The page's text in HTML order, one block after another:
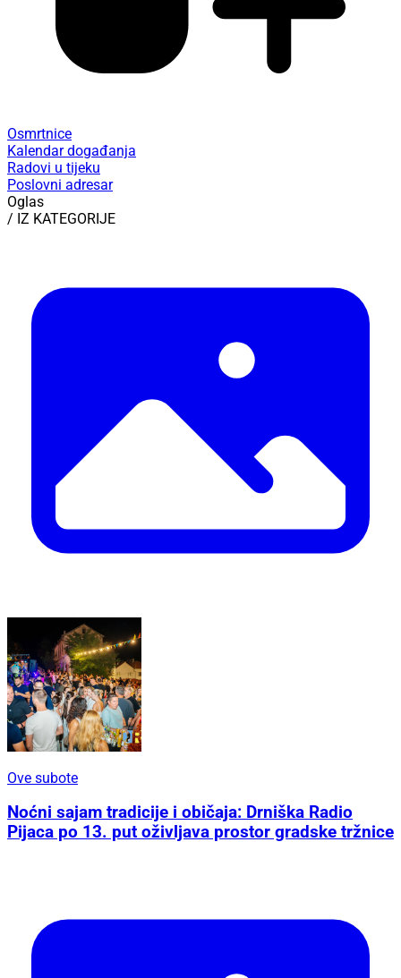
Osmrtnice
Kalendar događanja
Radovi u tijeku
Poslovni adresar
Oglas
/ IZ KATEGORIJE
Ove subote
Noćni sajam tradicije i običaja: Drniška Radio
Pijaca po 13. put oživljava prostor gradske tržnice